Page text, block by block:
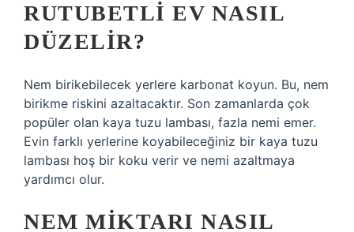
RUTUBETLI EV NASIL
DÜZELIR?
Nem birikebilecek yerlere karbonat koyun. Bu, nem
birikme riskini azaltacaktır. Son zamanlarda çok
popüler olan kaya tuzu lambası, fazla nemi emer.
Evin farklı yerlerine koyabileceğiniz bir kaya tuzu
lambası hoş bir koku verir ve nemi azaltmaya
yardımcı olur.
NEM MIKTARI NASIL